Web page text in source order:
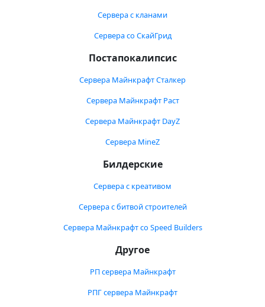
Сервера с кланами
Сервера со СкайГрид
Постапокалипсис
Сервера Майнкрафт Сталкер
Сервера Майнкрафт Раст
Сервера Майнкрафт DayZ
Сервера MineZ
Билдерские
Сервера с креативом
Сервера с битвой строителей
Сервера Майнкрафт со Speed Builders
Другое
РП сервера Майнкрафт
РПГ сервера Майнкрафт